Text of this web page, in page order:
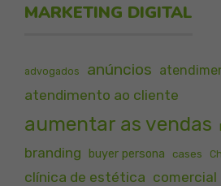
MARKETING DIGITAL
advogados anúncios
atendimento ao cliente
aumentar as vendas
branding buyer persona cases
clínica de estética comercial